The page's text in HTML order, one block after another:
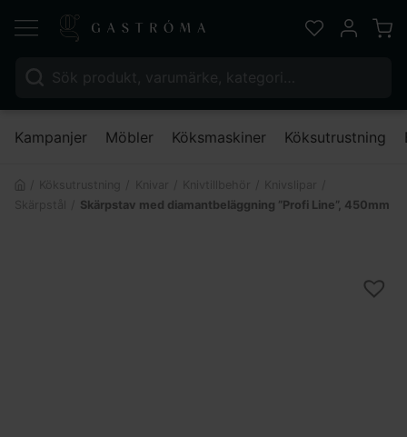
Sök efter:
Favoriter
Mitt
Kampanjer Möbler Köksmaskiner Köksutrustning
Skärpstav med diamantbeläggning ”Profi Line”, 450mm